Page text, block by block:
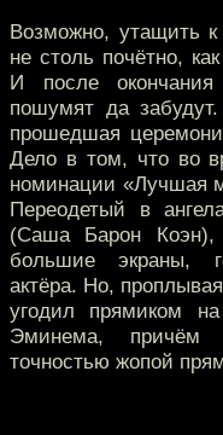
Возможно, утащить
не столь почётно,
И после
пошумят да
прошедшая
Дело в том, что во
номинации «Лучшая
Переодетый в
(Саша Барон Коэн),
большие экраны,
актёра. Но,
угодил прямиком
Эминема, причём
точностью жопой